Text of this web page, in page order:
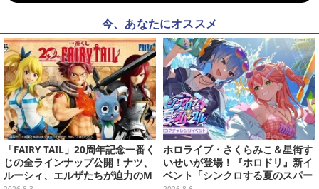
今、あなたにオススメ
「FAIRY TAIL」20周年記念一番く
じの全ラインナップ公開！ナツ、
ルーシィ、エルザたちが迫力のM
ホロライブ・さくらみこ＆星街す
いせいが登場！『ホロドリ』新イ
ベント「シンクロする夏のスパー